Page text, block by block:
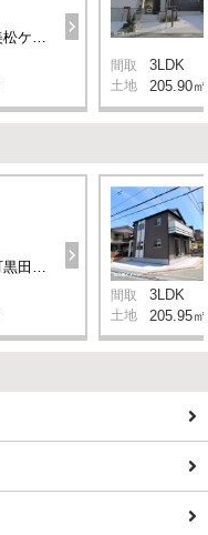
奈良県生駒郡三郷町美松ケ丘西2丁目8-11付近
間取 3LDK
土地 205.90㎡
間取 3LDK
土地 205.95㎡